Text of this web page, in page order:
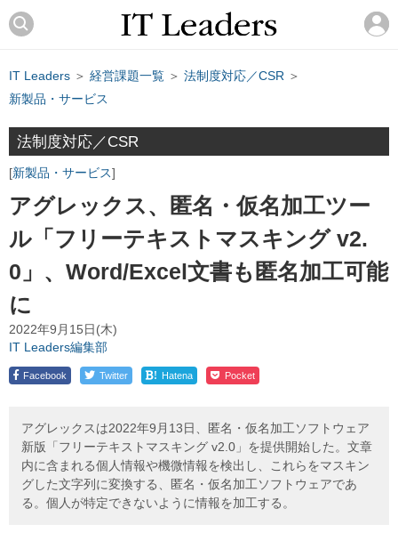
IT Leaders ＞ 経営課題一覧 ＞ 法制度対応／CSR ＞
新製品・サービス
法制度対応／CSR
新製品・サービス
アグレックス、匿名・仮名加工ツー
ル「フリーテキストマスキング v2.
0」、Word/Excel文書も匿名加工可能
に
2022年9月15日(木)
IT Leaders編集部
Facebook Twitter ! Hatena Pocket
アグレックスは2022年9月13日、匿名・仮名加工ソフトウェア
新版「フリーテキストマスキング v2.0」を提供開始した。文章
内に含まれる個人情報や機微情報を検出し、これらをマスキン
グした文字列に変換する、匿名・仮名加工ソフトウェアであ
る。個人が特定できないように情報を加工する。